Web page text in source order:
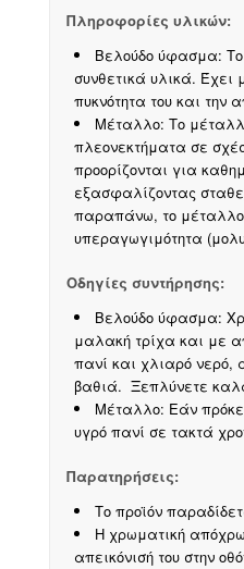
Πληροφορίες υλικών:
Βελούδο ύφασμα: Το
συνθετικά υλικά.
πυκνότητα του και την
Μέταλλο: Το
πλεονεκτήματα σε
προορίζονται για
εξασφαλίζοντας
παραπάνω, το μέταλλο
υπεραγωγιμότητα
Οδηγίες συντήρησης:
Βελούδο ύφασμα:
μαλακή τρίχα και με
πανί και χλιαρό νερό,
βαθιά. Ξεπλύνετε
Μέταλλο: Εάν
υγρό πανί σε τακτά
Παρατηρήσεις:
Το προϊόν
Η χρωματική
απεικόνισή του στην